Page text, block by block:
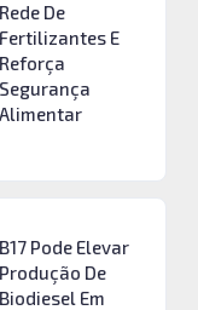
Rede De
Fertilizantes E
Reforça
Segurança
Alimentar
B17 Pode Elevar
Produção De
Biodiesel Em